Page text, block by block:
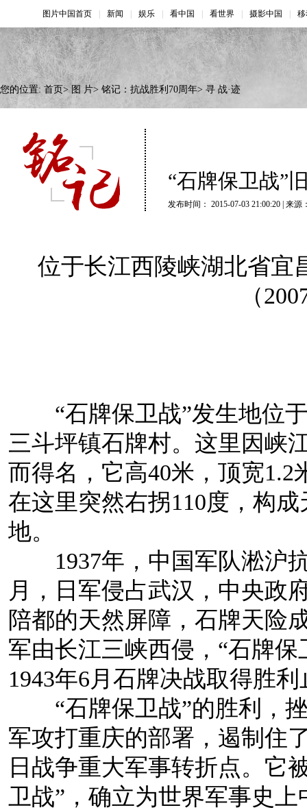
您的位置: 首页> 图 片> 铭记：抗战胜利70周年> 寻 战·迹
“石牌保卫战”
发布时间： 2015-07-03 21:00:20 | 来
位于长江西陵峡湖北省宜
（
“石牌保卫战”发生地位于
三斗坪镇石牌村。这里因峡
而得名，它高40米，顶宽1.2
在这里突然右拐110度，构
地。
1937年，中国军队淞沪抗
月，日军侵占武汉，中央政
陪都的天然屏障，石牌天险
军由长江三峡西侵，“石牌
1943年6月石牌决战取得胜
“石牌保卫战”的胜利，挫
军攻打重庆的部署，遏制住
日战争重大军事转折点。它
卫战”，确立为世界军事史